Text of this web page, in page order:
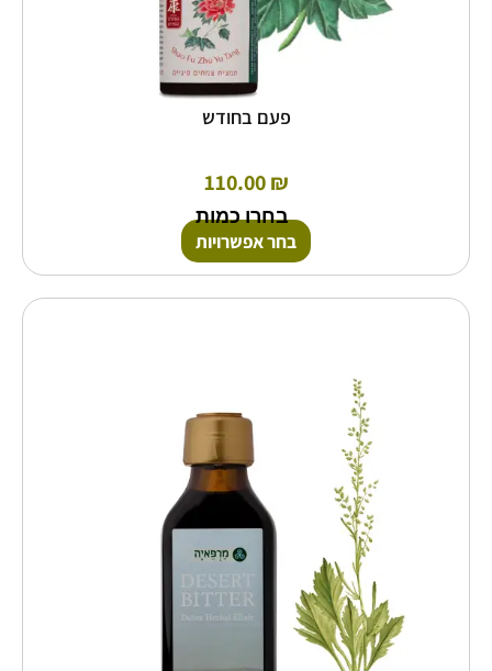
פעם בחודש
110.00₪
בחרו כמות
בחר אפשרויות
סוגים.
ניתן
לבחור
את
האפשרויות
בעמוד
המוצר